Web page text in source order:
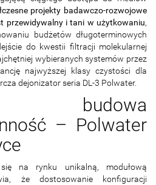
projekty badawczo-rozwojowe
przewidywalny i tani w użytkowaniu,
budżetów długoterminowych
do kwestii filtracji molekularnej
wybieranych systemów przez
najwyższej klasy czystości dla
dejonizator seria DL-3 Polwater.
budowa
– Polwater
na rynku unikalną, modułową
że dostosowanie konfiguracji